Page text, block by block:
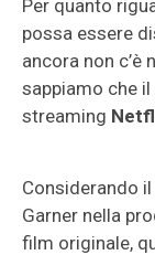
Per quanto
possa essere
ancora non c’è
sappiamo che
streaming
Considerando
Garner nella
film originale,